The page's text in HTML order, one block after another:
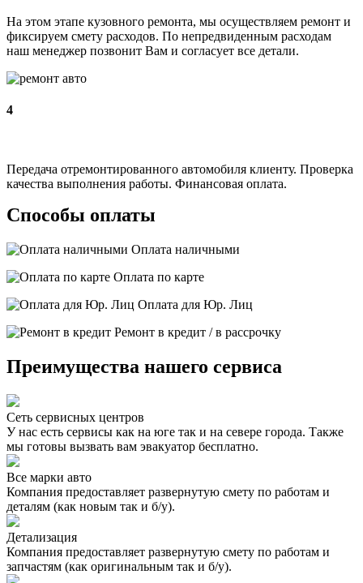
На этом этапе кузовного ремонта, мы осуществляем ремонт и
фиксируем смету расходов. По непредвиденным расходам
наш менеджер позвонит Вам и согласует все детали.
4
Передача отремонтированного автомобиля клиенту. Проверка
качества выполнения работы. Финансовая оплата.
Способы оплаты
Оплата наличными
Оплата по карте
Оплата для Юр. Лиц
Ремонт в кредит / в рассрочку
Преимущества нашего сервиса
Сеть сервисных центров
У нас есть сервисы как на юге так и на севере города. Также
мы готовы вызвать вам эвакуатор бесплатно.
Все марки авто
Компания предоставляет развернутую смету по работам и
деталям (как новым так и б/у).
Детализация
Компания предоставляет развернутую смету по работам и
запчастям (как оригинальным так и б/у).